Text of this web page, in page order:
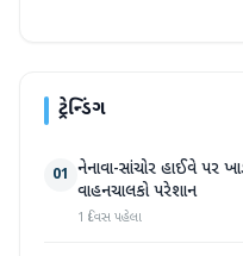
ટ્રેન્ડિંગ
01 નેનાવા-સાંચોર હાઈવે પર
વાહનચાલકો પરેશાન
1 દિવસ પહેલા